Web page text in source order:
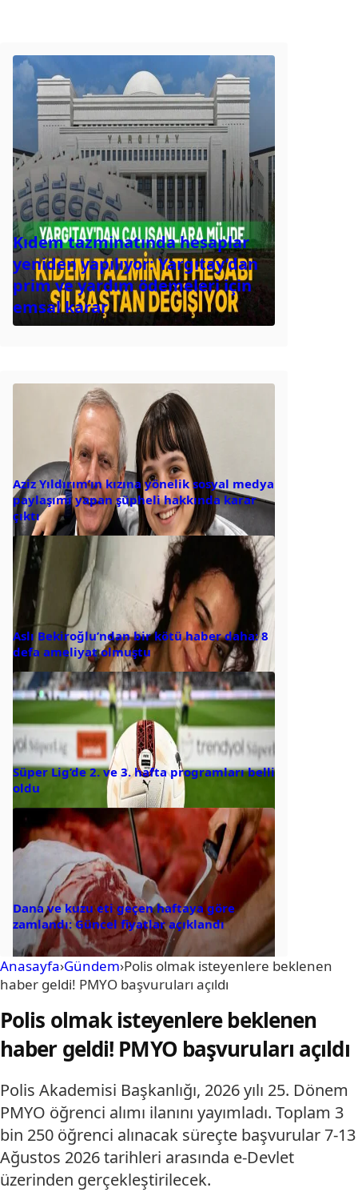
Kıdem tazminatında hesaplar
yeniden yapılıyor: Yargıtay’dan
prim ve yardım ödemeleri için
emsal karar
Aziz Yıldırım’ın kızına yönelik sosyal medya
paylaşımı yapan şüpheli hakkında karar
çıktı
Aslı Bekiroğlu’ndan bir kötü haber daha: 8
defa ameliyat olmuştu
Süper Lig’de 2. ve 3. hafta programları belli
oldu
Dana ve kuzu eti geçen haftaya göre
zamlandı: Güncel fiyatlar açıklandı
Anasayfa›Gündem›Polis olmak isteyenlere beklenen
haber geldi! PMYO başvuruları açıldı
Polis olmak isteyenlere beklenen
haber geldi! PMYO başvuruları açıldı
Polis Akademisi Başkanlığı, 2026 yılı 25. Dönem
PMYO öğrenci alımı ilanını yayımladı. Toplam 3
bin 250 öğrenci alınacak süreçte başvurular 7-13
Ağustos 2026 tarihleri arasında e-Devlet
üzerinden gerçekleştirilecek.